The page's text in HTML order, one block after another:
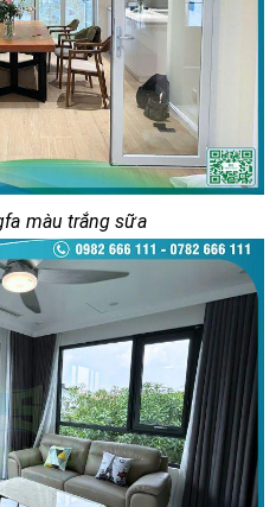
màu trắng sữa